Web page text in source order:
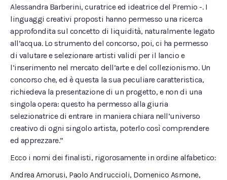
Alessandra Barberini, curatrice ed ideatrice del Premio -. I
linguaggi creativi proposti hanno permesso una ricerca
approfondita sul concetto di liquidità, naturalmente legato
all’acqua. Lo strumento del concorso, poi, ci ha permesso
di valutare e selezionare artisti validi per il lancio e
l’inserimento nel mercato dell’arte e del collezionismo. Un
concorso che, ed è questa la sua peculiare caratteristica,
richiedeva la presentazione di un progetto, e non di una
singola opera: questo ha permesso alla giuria
selezionatrice di entrare in maniera chiara nell’universo
creativo di ogni singolo artista, poterlo così comprendere
ed apprezzare.”
Ecco i nomi dei finalisti, rigorosamente in ordine alfabetico:
Andrea Amorusi, Paolo Andruccioli, Domenico Asmone,